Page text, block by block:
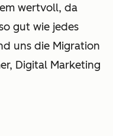
wertvoll, da
gut wie jedes
uns die Migration
Digital Marketing